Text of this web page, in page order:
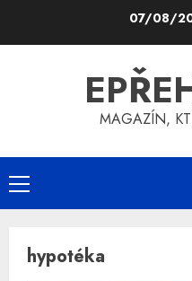
07/08/
MAGAZÍN,
Primary
Menu
hypotéka